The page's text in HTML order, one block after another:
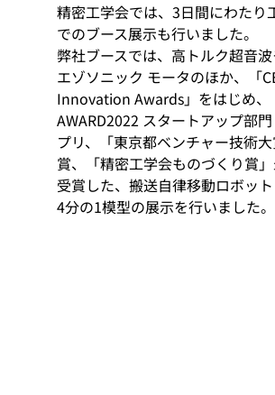
精密工学会では、3日間にわたり
でのブース展示も行いました。
弊社ブースでは、高トルク超音
エゾソニック モータのほか、「
Innovation Awards」をはじめ、
AWARD2022 スタートアップ部
プリ、「東京都ベンチャー技術
賞、「精密工学会ものづくり賞
受賞した、搬送自律移動ロボッ
4分の1模型の展示を行いました。